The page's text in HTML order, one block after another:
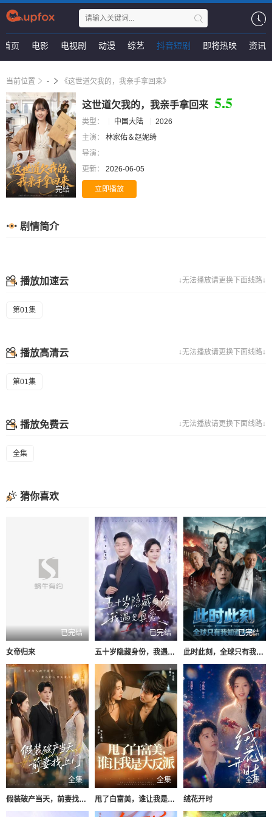
首页 电影 电视剧 动漫 综艺 抖音短剧 即将热映 资讯
当前位置 - 《这世道欠我的，我亲手拿回来》
完结
这世道欠我的，我亲手拿回来 5.5
类型： 中国大陆
2026
主演：
林家佑＆赵妮绮
导演：
更新：
2026-06-05
立即播放
剧情简介
↓无法播放请更换下面线路↓
播放加速云
第01集
↓无法播放请更换下面线路↓
播放高清云
第01集
↓无法播放请更换下面线路↓
播放免费云
全集
猜你喜欢
已完结
女帝归来
已完结
五十岁隐藏身份，我遇见真爱
已完结
此时此刻，全球只有我知道未来
全集
假装破产当天，前妻找上门
全集
甩了白富美，谁让我是大反派
全集
绒花开时